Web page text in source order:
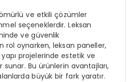
ve etkili çözümler
seçeneklerdir. Leksan
ve güvenlik
rol oynarken, leksan paneller,
projelerinde estetik ve
Bu ürünlerin avantajları,
büyük bir fark yaratır.